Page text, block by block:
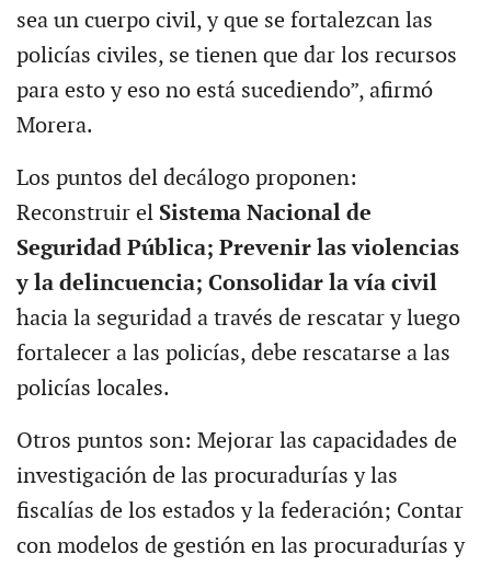
sea un cuerpo civil, y que se fortalezcan las
policías civiles, se tienen que dar los recursos
para esto y eso no está sucediendo”, afirmó
Morera.
Los puntos del decálogo proponen:
Reconstruir elSistema Nacional de
Seguridad Pública; Prevenir las violencias
y la delincuencia; Consolidar la vía civil
hacia la seguridad a través de rescatar y luego
fortalecer a las policías, debe rescatarse a las
policías locales.
Otros puntos son: Mejorar las capacidades de
investigación de las procuradurías y las
fiscalías de los estados y la federación; Contar
con modelos de gestión en las procuradurías y